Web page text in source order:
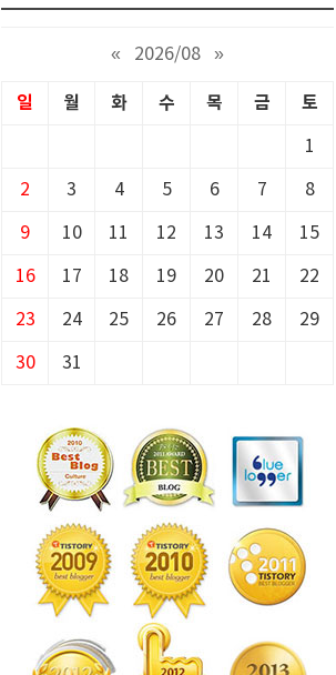
« 2026/08 »
일 월 화 수 목 금 토
1
2 3 4 5 6 7 8
9 10 11 12 13 14 15
16 17 18 19 20 21 22
23 24 25 26 27 28 29
30 31